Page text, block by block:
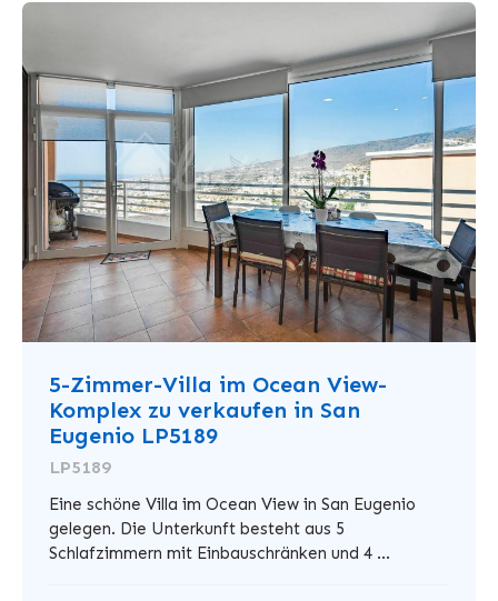
5-Zimmer-Villa im Ocean View-
Komplex zu verkaufen in San
Eugenio LP5189
LP5189
Eine schöne Villa im Ocean View in San Eugenio
gelegen. Die Unterkunft besteht aus 5
Schlafzimmern mit Einbauschränken und 4 ...